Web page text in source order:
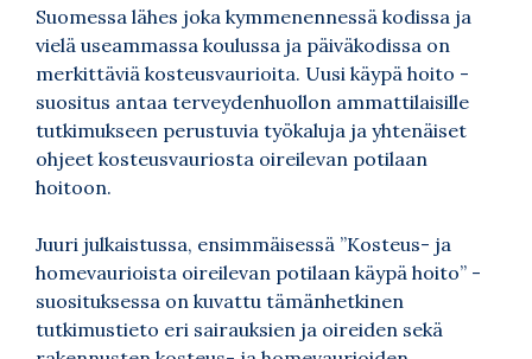
Suomessa lähes joka kymmenennessä kodissa ja
vielä useammassa koulussa ja päiväkodissa on
merkittäviä kosteusvaurioita. Uusi käypä hoito -
suositus antaa terveydenhuollon ammattilaisille
tutkimukseen perustuvia työkaluja ja yhtenäiset
ohjeet kosteusvauriosta oireilevan potilaan
hoitoon.
Juuri julkaistussa, ensimmäisessä ”Kosteus- ja
homevaurioista oireilevan potilaan käypä hoito” -
suosituksessa on kuvattu tämänhetkinen
tutkimustieto eri sairauksien ja oireiden sekä